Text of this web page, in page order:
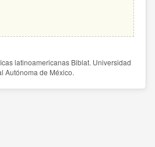
latinoamericanas Biblat. Universidad
Autónoma de México.